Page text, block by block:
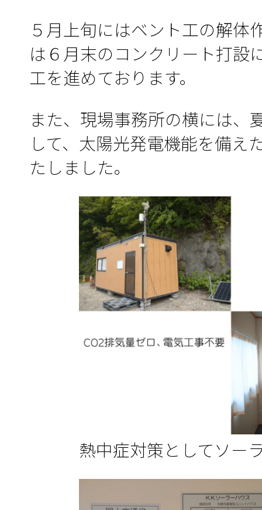
５月上旬にはベント工の解体
は６月末のコンクリート打設
工を進めております。
また、現場事務所の横には、
して、太陽光発電機能を備え
たしました。
熱中症対策としてソー